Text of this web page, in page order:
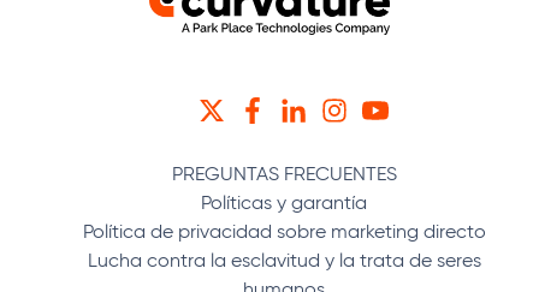
TWITTERFACEBOOK
LINKEDININSTAGRAM
YOUTUBE
PREGUNTAS FRECUENTES
Políticas y garantía
Política de privacidad sobre marketing directo
Lucha contra la esclavitud y la trata de seres